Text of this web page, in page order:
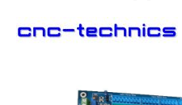
Bildergalerie überspringen